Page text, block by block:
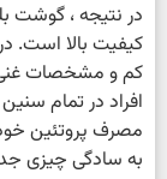
در نتیجه ، گوشت
کیفیت بالا است.
کم و مشخصات غنی
افراد در تمام
مصرف پروتئین
به سادگی چیزی